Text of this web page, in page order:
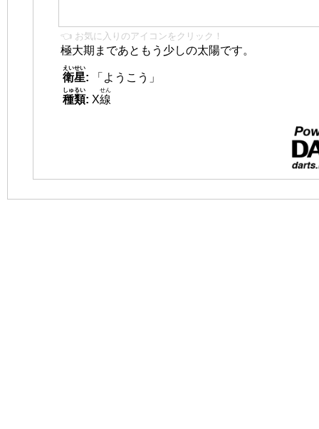
👈 お気に入りのアイコンをクリック！
極大期まであともう少しの太陽です。
衛星
えいせい
:
「ようこう」
種類
しゅるい
: X線
せん